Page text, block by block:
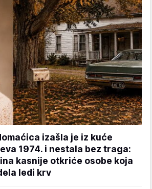
izašla je iz kuće
1974. i nestala bez traga:
kasnije otkriće osobe koja
ledi krv